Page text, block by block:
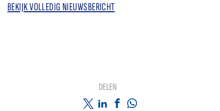
BEKIJK VOLLEDIG NIEUWSBERICHT
DELEN